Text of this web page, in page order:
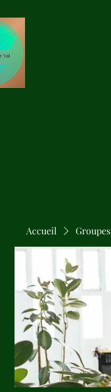
Accueil Groupes